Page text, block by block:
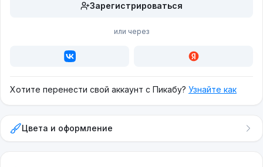
Зарегистрироваться
или через
Хотите перенести свой аккаунт с Пикабу? Узнайте как
Цвета и оформление